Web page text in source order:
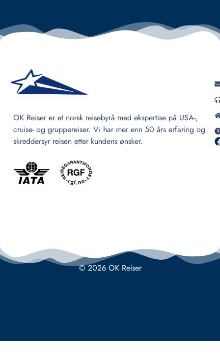
OK Reiser er et norsk reisebyrå med ekspertise på USA-,
cruise- og gruppereiser. Vi har mer enn 50 års erfaring og
skreddersyr reisen etter kundens ønsker.
© 2026 OK Reiser